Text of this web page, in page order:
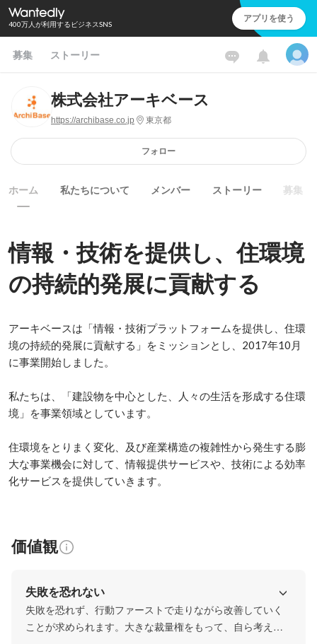
400万人が利用するビジネスSNS アプリを使う
募集 ストーリー
株式会社アーキベース
https://archibase.co.jp 東京都
フォロー
ホーム 私たちについて メンバー ストーリー 募集
情報・技術を提供し、住環境
の持続的発展に貢献する
アーキベースは「情報・技術プラットフォームを提供し、住環
境の持続的発展に貢献する」をミッションとし、2017年10月
に事業開始しました。
私たちは、「建設物を中心とした、人々の生活を形成する住環
境」を事業領域としています。
住環境をとりまく変化、及び産業構造の複雑性から発生する膨
大な事業機会に対して、情報提供サービスや、技術による効率
化サービスを提供していきます。
価値観
失敗を恐れない
失敗を恐れず、行動ファーストで走りながら改善していく
ことが求められます。大きな裁量権をもって、自ら考えて